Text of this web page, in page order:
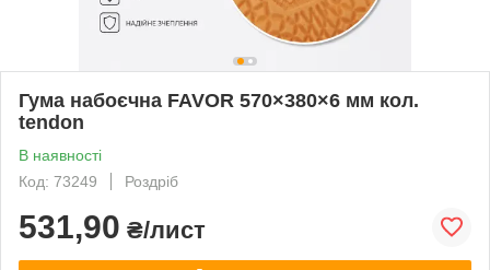
Гума набоєчна FAVOR 570×380×6 мм кол.
tendon
В наявності
Код: 73249
Роздріб
531,90 ₴/лист